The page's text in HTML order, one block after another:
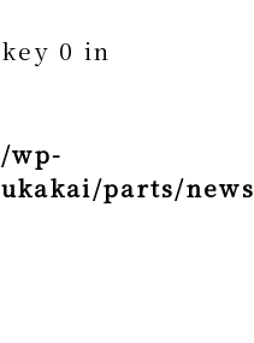
0 in
wp-
parts/